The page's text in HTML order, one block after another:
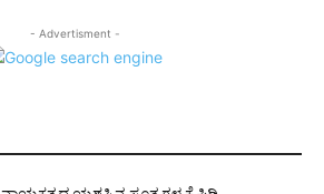
- Advertisment -